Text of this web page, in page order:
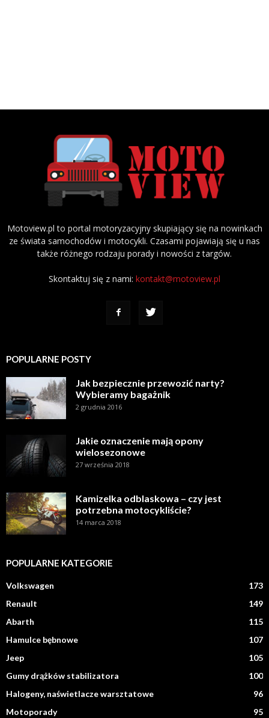
Motoview.pl to portal motoryzacyjny skupiający się na nowinkach
ze świata samochodów i motocykli. Czasami pojawiają się u nas
także różnego rodzaju porady i nowości z targów.
Skontaktuj się z nami: kontakt@motoview.pl
POPULARNE POSTY
Jak bezpiecznie przewozić narty?
Wybieramy bagażnik
2 grudnia 2016
Jakie oznaczenie mają opony
wielosezonowe
27 września 2018
Kamizelka odblaskowa – czy jest
potrzebna motocykliście?
14 marca 2018
POPULARNE KATEGORIE
Volkswagen
173
Renault
149
Abarth
115
Hamulce bębnowe
107
Jeep
105
Gumy drążków stabilizatora
100
Halogeny, naświetlacze warsztatowe
96
Motoporady
95